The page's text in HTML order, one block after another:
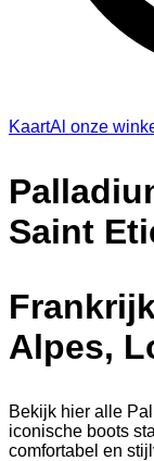
KaartAl onze
Saint
Alpes,
Bekijk hier alle
iconische boots
comfortabel en